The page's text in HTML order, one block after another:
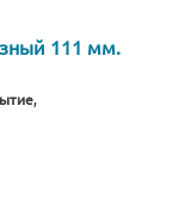
111 мм.
,